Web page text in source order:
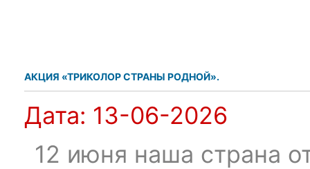
АКЦИЯ «ТРИКОЛОР СТРАНЫ РОДНОЙ».
Дата: 13-06-2026
12 июня наша страна